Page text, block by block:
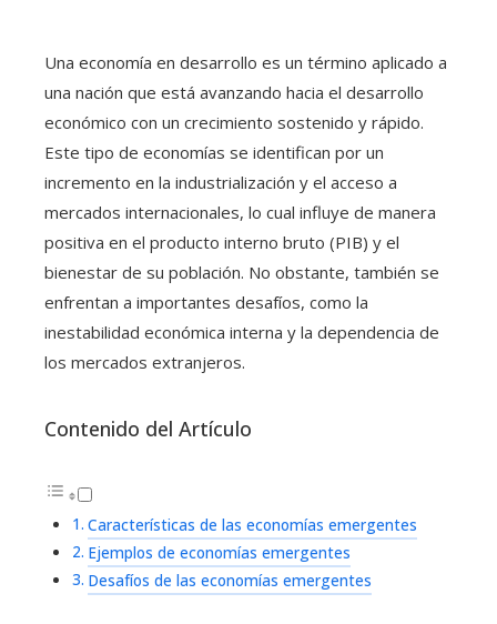
Una economía en desarrollo es un término aplicado a
una nación que está avanzando hacia el desarrollo
económico con un crecimiento sostenido y rápido.
Este tipo de economías se identifican por un
incremento en la industrialización y el acceso a
mercados internacionales, lo cual influye de manera
positiva en el producto interno bruto (PIB) y el
bienestar de su población. No obstante, también se
enfrentan a importantes desafíos, como la
inestabilidad económica interna y la dependencia de
los mercados extranjeros.
Contenido del Artículo
Características de las economías emergentes
Ejemplos de economías emergentes
Desafíos de las economías emergentes